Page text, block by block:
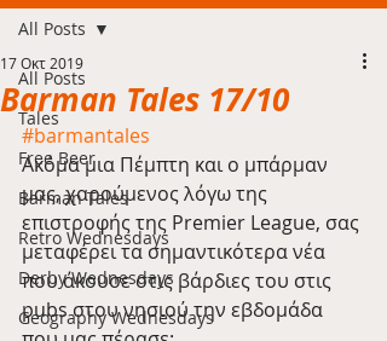
All Posts
Tales
Free Beer
Barman Tales
Retro Wednesdays
Derby Wednesdays
Geography Wednesdays
All Posts
Barman Tales 17/10
17 Οκτ 2019
#barmantales
Ακόμα μια Πέμπτη και ο μπάρμαν
μας, χαρούμενος λόγω της
επιστροφής της Premier League, σας
μεταφέρει τα σημαντικότερα νέα
που άκουσε στις βάρδιες του στις
pubs στου νησιού την εβδομάδα